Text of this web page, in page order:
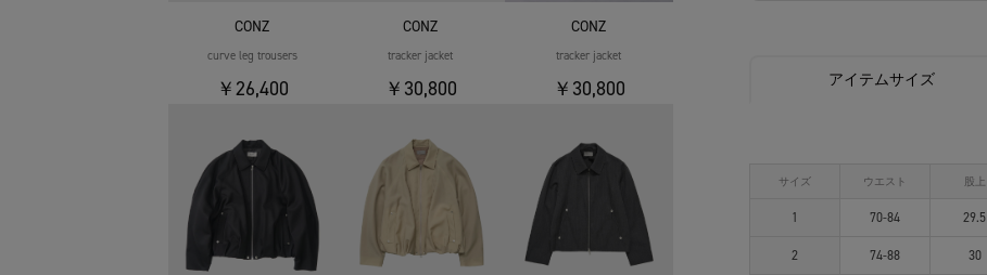
CONZ
curve leg trousers
￥26,400
CONZ
tracker jacket
￥30,800
CONZ
tracker jacket
￥30,800 アイテムサイズ
サイズ ウエスト 股上
1 70-84 29.5
2 74-88 30